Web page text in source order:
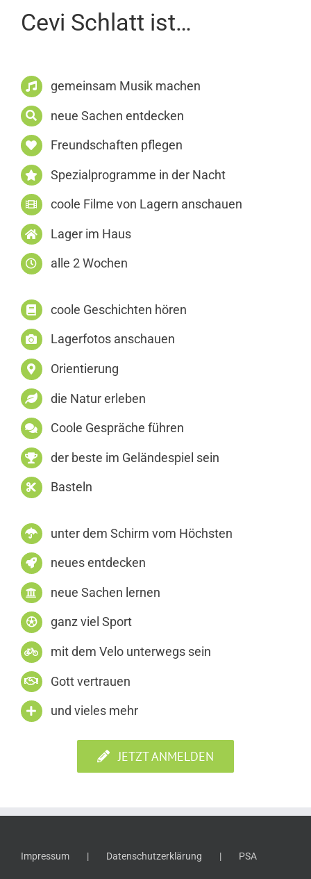
Cevi Schlatt ist…
gemeinsam Musik machen
neue Sachen entdecken
Freundschaften pflegen
Spezialprogramme in der Nacht
coole Filme von Lagern anschauen
Lager im Haus
alle 2 Wochen
coole Geschichten hören
Lagerfotos anschauen
Orientierung
die Natur erleben
Coole Gespräche führen
der beste im Geländespiel sein
Basteln
unter dem Schirm vom Höchsten
neues entdecken
neue Sachen lernen
ganz viel Sport
mit dem Velo unterwegs sein
Gott vertrauen
und vieles mehr
JETZT ANMELDEN
Impressum Datenschutzerklärung PSA